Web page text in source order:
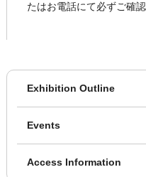
たはお電話にて必ずご確認
Exhibition Outline
Events
Access Information